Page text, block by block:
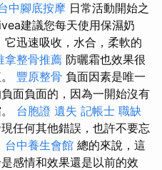
中腳底按摩 日常活動開始之
建議您每天使用保濕奶
迅速吸收，水合，柔軟的
拿整骨推薦 防曬霜也效果很
豐原整骨 負面因素是唯一
面負面的，因為一開始沒有
台胞證 遺失 記帳士 職缺
任何其他錯誤，也許不要忘
台中養生會館 總的來說，這
感情和效果還是以前的效